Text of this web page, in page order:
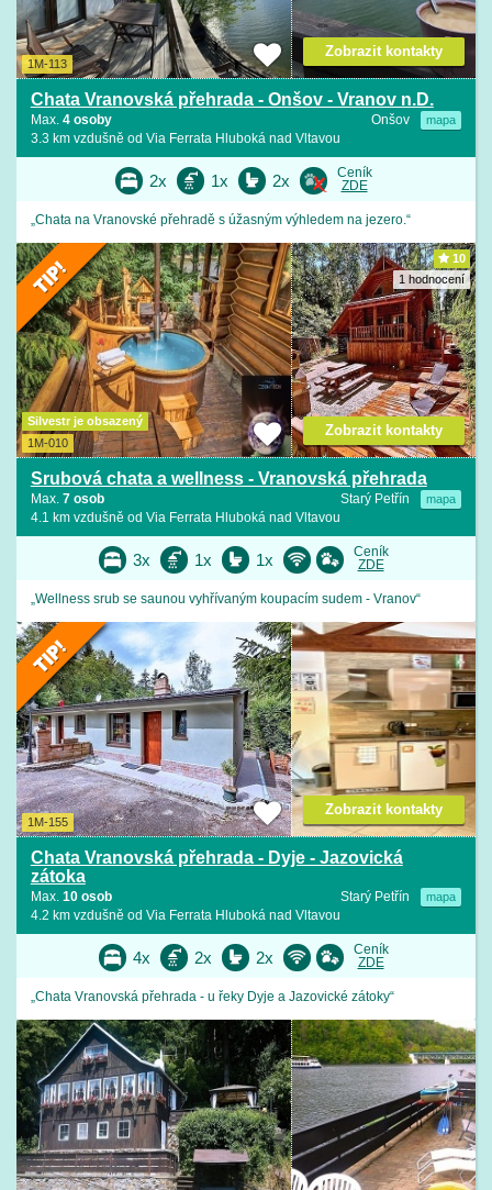
1M-113
Chata Vranovská přehrada - Onšov - Vranov n.D.
Onšov mapa
Max. 4 osoby
3.3 km vzdušně od Via Ferrata Hluboká nad Vltavou
Zobrazit kontakty
2x 1x 2x
Ceník
ZDE
„Chata na Vranovské přehradě s úžasným výhledem na jezero.“
10
1 hodnocení
Silvestr je obsazený
1M-010
Srubová chata a wellness - Vranovská přehrada
Starý Petřín mapa
Max. 7 osob
4.1 km vzdušně od Via Ferrata Hluboká nad Vltavou
Zobrazit kontakty
3x 1x 1x
Ceník
ZDE
„Wellness srub se saunou vyhřívaným koupacím sudem - Vranov“
1M-155
Chata Vranovská přehrada - Dyje - Jazovická
zátoka
Starý Petřín mapa
Max. 10 osob
4.2 km vzdušně od Via Ferrata Hluboká nad Vltavou
Zobrazit kontakty
4x 2x 2x
Ceník
ZDE
„Chata Vranovská přehrada - u řeky Dyje a Jazovické zátoky“